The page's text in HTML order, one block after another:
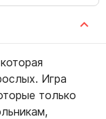
Игра
только